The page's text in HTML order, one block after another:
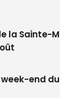
A Nuciola
étoiles